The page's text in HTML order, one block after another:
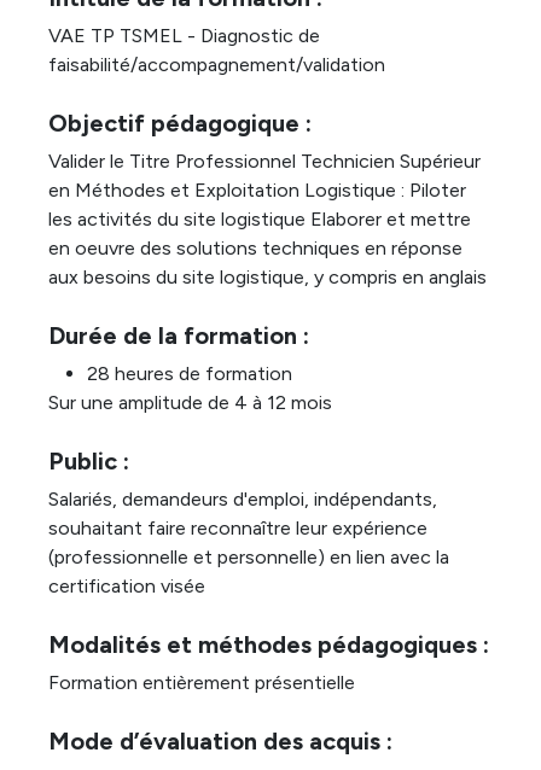
VAE TP TSMEL - Diagnostic de
faisabilité/accompagnement/validation
Objectif pédagogique :
Valider le Titre Professionnel Technicien Supérieur
en Méthodes et Exploitation Logistique : Piloter
les activités du site logistique Elaborer et mettre
en oeuvre des solutions techniques en réponse
aux besoins du site logistique, y compris en anglais
Durée de la formation :
28 heures de formation
Sur une amplitude de 4 à 12 mois
Public :
Salariés, demandeurs d'emploi, indépendants,
souhaitant faire reconnaître leur expérience
(professionnelle et personnelle) en lien avec la
certification visée
Modalités et méthodes pédagogiques :
Formation entièrement présentielle
Mode d’évaluation des acquis :